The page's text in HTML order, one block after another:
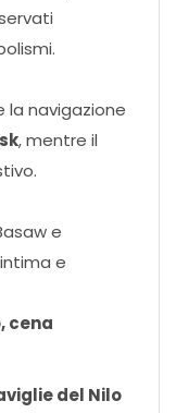
la navigazione
, mentre il
e
e
cena
del Nilo